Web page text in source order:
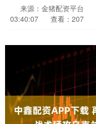
来源：金猪配资平台
03:40:07
查看：207